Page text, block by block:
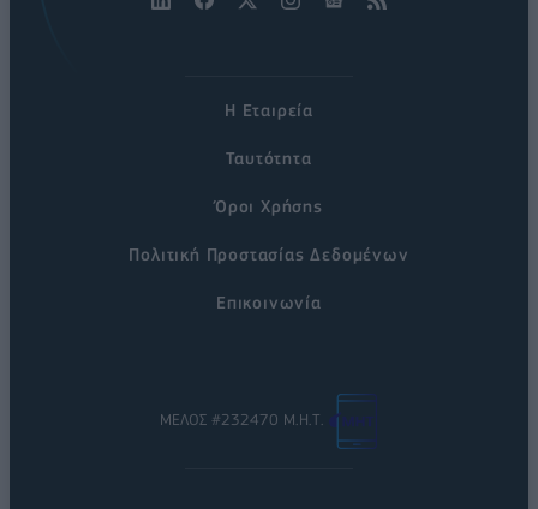
Η Εταιρεία
Ταυτότητα
Όροι Χρήσης
Πολιτική Προστασίας Δεδομένων
Επικοινωνία
ΜΕΛΟΣ #232470 Μ.Η.Τ.